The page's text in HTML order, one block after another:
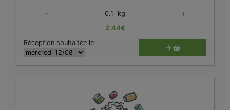
- 0.1 kg +
2.44€
Réception souhaitée le